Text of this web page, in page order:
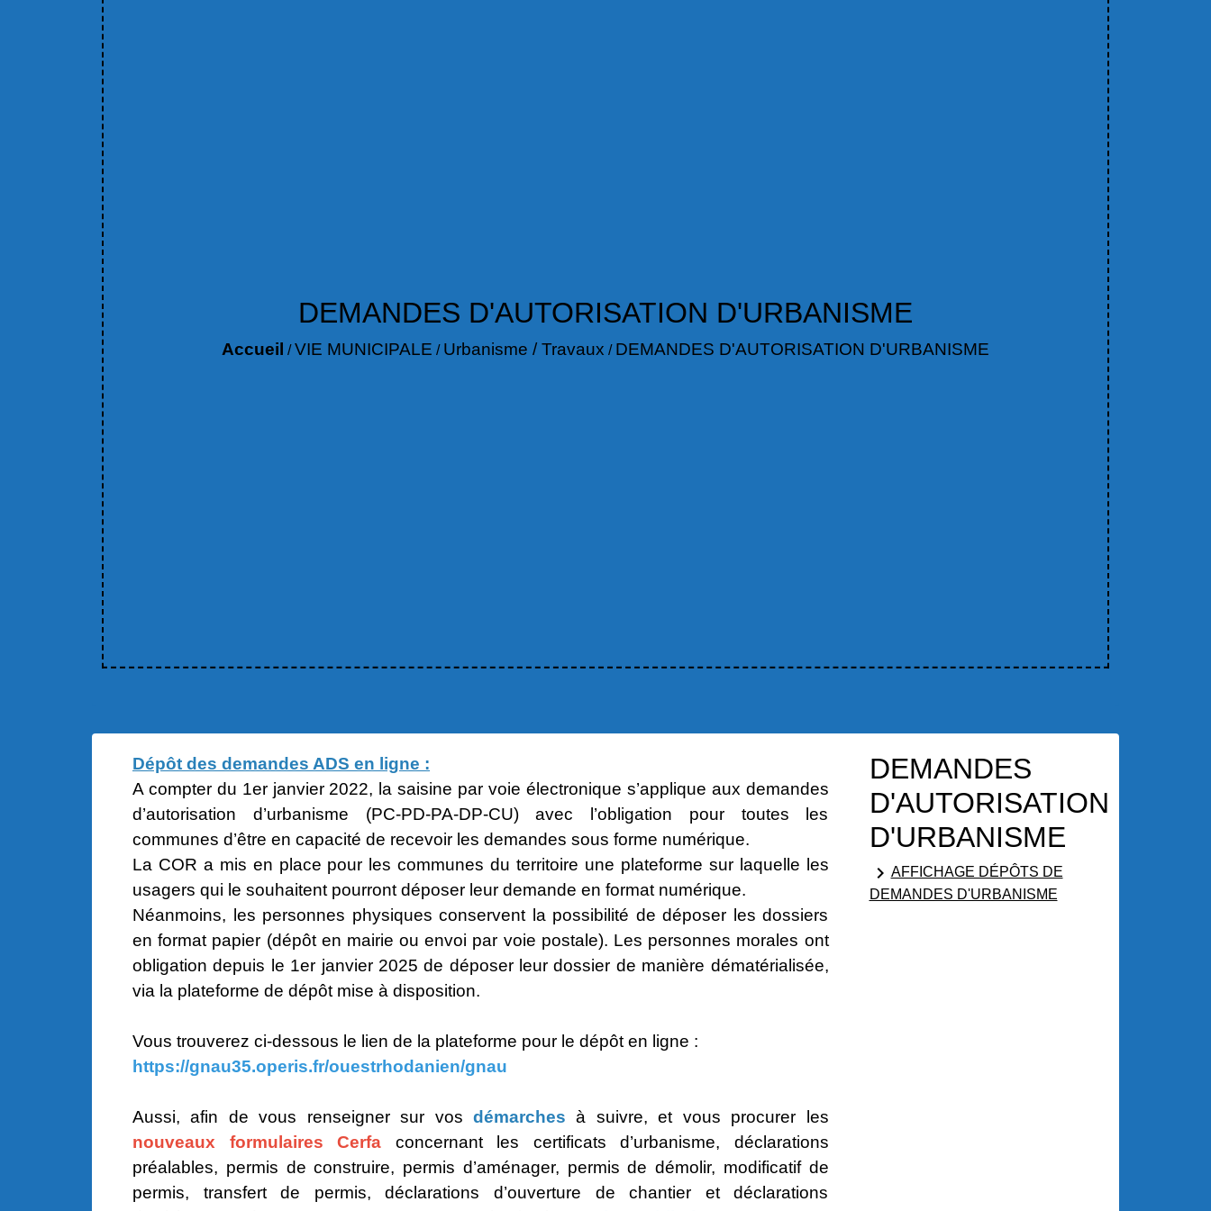
DEMANDES D'AUTORISATION D'URBANISME
Accueil /VIE MUNICIPALE / Urbanisme / Travaux / DEMANDES D'AUTORISATION D'URBANISME
Dépôt des demandes ADS en ligne :
A compter du 1er janvier 2022, la saisine par voie électronique s’applique aux demandes
d’autorisation d’urbanisme (PC-PD-PA-DP-CU) avec l’obligation pour toutes les
communes d’être en capacité de recevoir les demandes sous forme numérique.
La COR a mis en place pour les communes du territoire une plateforme sur laquelle les
usagers qui le souhaitent pourront déposer leur demande en format numérique.
Néanmoins, les personnes physiques conservent la possibilité de déposer les dossiers
en format papier (dépôt en mairie ou envoi par voie postale). Les personnes morales ont
obligation depuis le 1er janvier 2025 de déposer leur dossier de manière dématérialisée,
via la plateforme de dépôt mise à disposition.
Vous trouverez ci-dessous le lien de la plateforme pour le dépôt en ligne :
https://gnau35.operis.fr/ouestrhodanien/gnau
Aussi, afin de vous renseigner sur vos démarches à suivre, et vous procurer les
nouveaux formulaires Cerfa concernant les certificats d’urbanisme, déclarations
préalables, permis de construire, permis d’aménager, permis de démolir, modificatif de
permis, transfert de permis, déclarations d’ouverture de chantier et déclarations
DEMANDES
D'AUTORISATION
D'URBANISME
keyboard_arrow_rightAFFICHAGE DÉPÔTS DE
DEMANDES D'URBANISME